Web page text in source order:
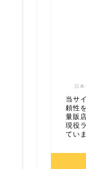
日
当サ
頼性
量販
現役
てい